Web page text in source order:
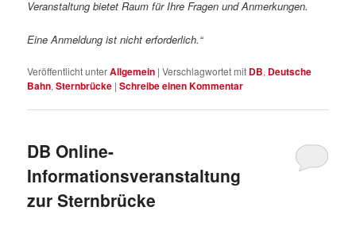
Veranstaltung bietet Raum für Ihre Fragen und Anmerkungen.
Eine Anmeldung ist nicht erforderlich.“
Veröffentlicht unterAllgemein |Verschlagwortet mit DB, Deutsche
Bahn,Sternbrücke |Schreibe einen Kommentar
DB Online-
Informationsveranstaltung
zur Sternbrücke